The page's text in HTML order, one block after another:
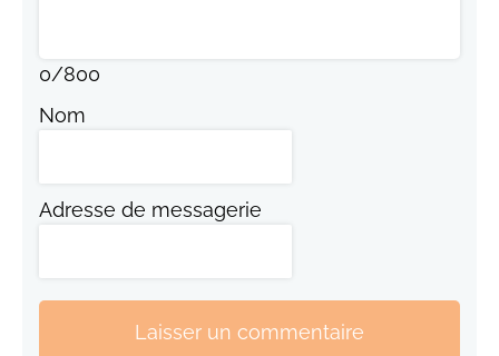
0/800
Nom
Adresse de messagerie
Laisser un commentaire